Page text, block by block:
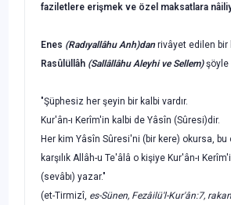
faziletlere erişmek ve özel maksatlara
Enes (Radıyallâhu Anh)dan rivâyet edilen
Rasûlüllâh (Sallâllâhu Aleyhi ve Sellem)şöyle
"Şüphesiz her şeyin bir kalbi vardır.
Kur'ân-ı Kerîm'in kalbi de Yâsîn (Sûresi)dir.
Her kim Yâsîn Sûresi'ni (bir kere) okursa, bu
karşılık Allâh-u Te'âlâ o kişiye Kur'ân-ı
(sevâbı) yazar."
(et-Tirmizî, es-Sünen, Fezâilü'l-Kur'ân:7,